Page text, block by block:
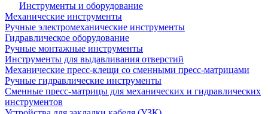
Инструменты и оборудование
Механические инструменты
Ручные электромеханические инструменты
Гидравлическое оборудование
Ручные монтажные инструменты
Инструменты для выдавливания отверстий
Механические пресс-клещи со сменными пресс-матрицами
Ручные гидравлические инструменты
Сменные пресс-матрицы для механических и гидравлических
инструментов